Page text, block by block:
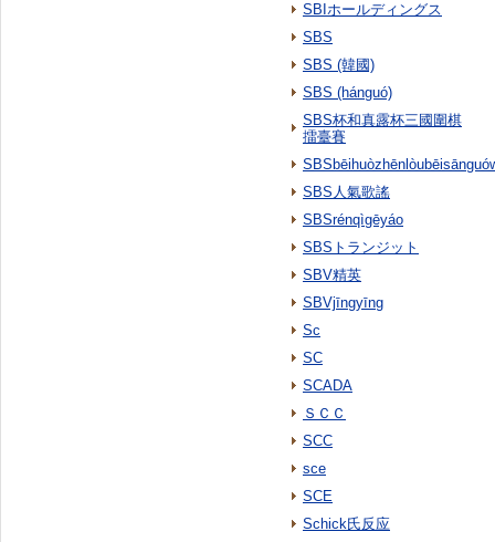
SBIホールディングス
SBS
SBS (韓國)
SBS (hánguó)
SBS杯和真露杯三國圍棋
擂臺賽
SBS人氣歌謠
SBSrénqìgēyáo
SBSトランジット
SBV精英
SBVjīngyīng
Sc
SC
SCADA
ＳＣＣ
SCC
sce
SCE
Schick氏反应